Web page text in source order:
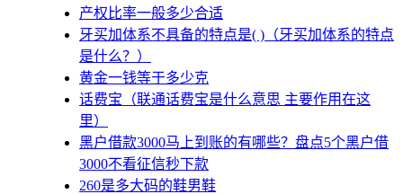
产权比率一般多少合适
牙买加体系不具备的特点是( )（牙买加体系的特点
是什么？）
黄金一钱等于多少克
话费宝（联通话费宝是什么意思 主要作用在这
里）
黑户借款3000马上到账的有哪些？盘点5个黑户借
3000不看征信秒下款
260是多大码的鞋男鞋